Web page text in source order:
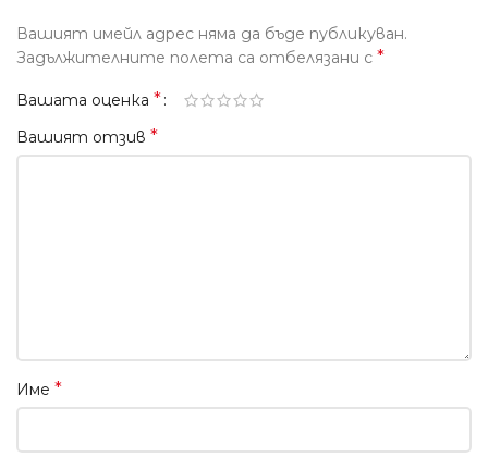
Вашият имейл адрес няма да бъде публикуван.
Задължителните полета са отбелязани с *
Вашата оценка *
Вашият отзив *
Име *